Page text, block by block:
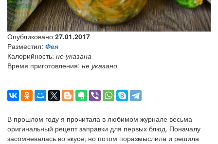
Опубликовано 27.01.2017
Разместил: Фея
Калорийность: не указана
Время приготовления: не указано
В прошлом году я прочитала в любимом журнале весьма
оригинальный рецепт заправки для первых блюд. Поначалу
засомневалась во вкусе, но потом поразмыслила и решила